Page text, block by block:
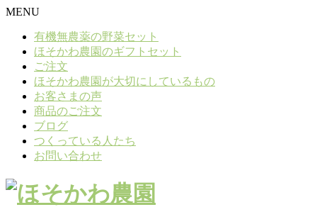
MENU
有機無農薬の野菜セット
ほそかわ農園のギフトセット
ご注文
ほそかわ農園が大切にしているもの
お客さまの声
商品のご注文
ブログ
つくっている人たち
お問い合わせ